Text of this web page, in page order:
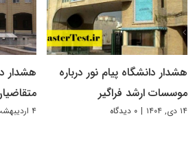
هشدار دانشگاه پیام نور درباره
موسسات ارشد فراگیر
۱۴ دی, ۱۴۰۴ | ۰ دیدگاه
هشدار
۴ اردیبهشت, ۱۴۰۳